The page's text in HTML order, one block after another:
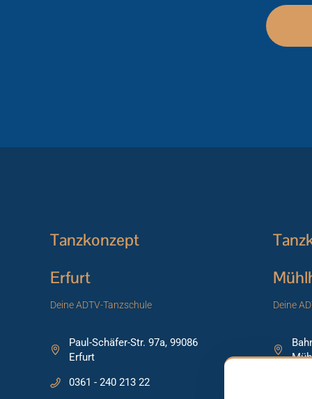
Tanzkonzept
Erfurt
Deine ADTV-Tanzschule
Paul-Schäfer-Str. 97a, 99086
Erfurt
0361 - 240 213 22
Deine